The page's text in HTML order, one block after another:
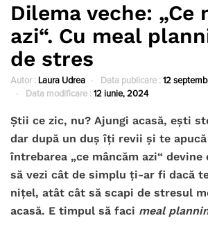
Dilema veche: „Ce
azi“. Cu meal
de stres
Autor : Laura Udrea Data publicare : 12
Data modificare : 12 iunie, 2024
Știi ce zic, nu? Ajungi acasă, ești
dar după un duș îți revii și te
întrebarea „ce mâncăm azi“ devine
să vezi cât de simplu ți-ar fi dacă
nițel, atât cât să scapi de stresul
acasă. E timpul să faci meal